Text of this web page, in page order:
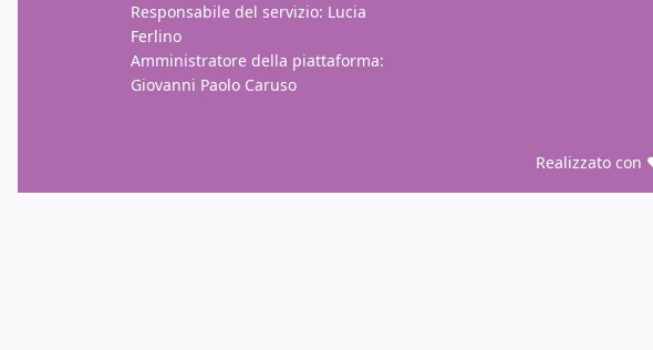
Responsabile del servizio: Lucia
Ferlino
Amministratore della piattaforma:
Giovanni Paolo Caruso
Realizzato con